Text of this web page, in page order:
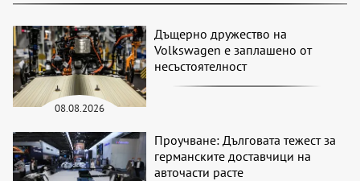
08.08.2026
Дъщерно дружество на
Volkswagen е заплашено от
несъстоятелност
Проучване: Дълговата тежест за
германските доставчици на
авточасти расте